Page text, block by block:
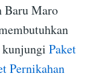
Baru Maro
kunjungi Paket
Pernikahan